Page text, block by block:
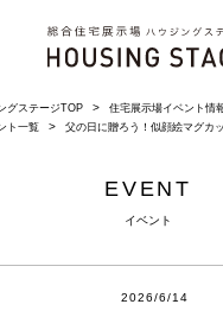
グステージTOP 住宅展示場イベント情
ト一覧
父の日に贈ろう！似顔絵マグカ
EVENT
イベント
2026/6/14